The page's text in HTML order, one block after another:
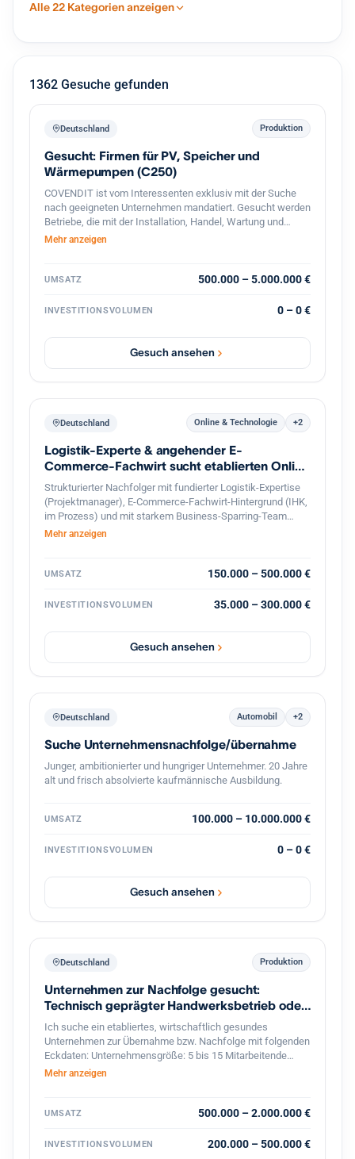
Alle 22 Kategorien anzeigen
1362 Gesuche gefunden
Deutschland Produktion
Gesucht: Firmen für PV, Speicher und
Wärmepumpen (C250)
COVENDIT ist vom Interessenten exklusiv mit der Suche
nach geeigneten Unternehmen mandatiert. Gesucht werden
Betriebe, die mit der Installation, Handel, Wartung und
Verkauf von Solar- / PV-Anlagen, PV-Module, Speicher,
Installation, Betrieb, Wartung und Verkauf von Solar- / PV-
Brandenburg, Sachsen, Bayern, Baden-Württemberg,
Mitarbeiter: 5-50 Umsatz: 0,5-5 MEUR Beteiligung: 60% aber
flexibel, partnerschaftlich Management: Altgesellschafter
gerne weiter aktiv
Mehr anzeigen
UMSATZ 500.000 – 5.000.000 €
INVESTITIONSVOLUMEN 0 – 0 €
Gesuch ansehen
Deutschland Online & Technologie +2
Logistik-Experte & angehender E-
Commerce-Fachwirt sucht etablierten Online
Shop
Strukturierter Nachfolger mit fundierter Logistik-Expertise
(Projektmanager), E-Commerce-Fachwirt-Hintergrund (IHK,
im Prozess) und mit starkem Business-Sparring-Team
Unterstützung, sucht profitablen Online-Shop in
garantiert.
Mehr anzeigen
UMSATZ 150.000 – 500.000 €
INVESTITIONSVOLUMEN 35.000 – 300.000 €
Gesuch ansehen
Deutschland Automobil +2
Suche Unternehmensnachfolge/übernahme
Junger, ambitionierter und hungriger Unternehmer. 20 Jahre
alt und frisch absolvierte kaufmännische Ausbildung.
UMSATZ 100.000 – 10.000.000 €
INVESTITIONSVOLUMEN 0 – 0 €
Gesuch ansehen
Deutschland Produktion
Unternehmen zur Nachfolge gesucht:
Technisch geprägter Handwerksbetrieb oder
KMU
Ich suche ein etabliertes, wirtschaftlich gesundes
Unternehmen zur Übernahme bzw. Nachfolge mit folgenden
Eckdaten: Unternehmensgröße: 5 bis 15 Mitarbeitende
Umsatz: etwa 800.000 bis 2 Mio. Euro Branche: Handwerk,
stabiler, möglichst diversifizierter Kundenstamm Produkte &
ersetzenden Technologien oder Leistungen Perspektive:
Mehr anzeigen
UMSATZ 500.000 – 2.000.000 €
INVESTITIONSVOLUMEN 200.000 – 500.000 €